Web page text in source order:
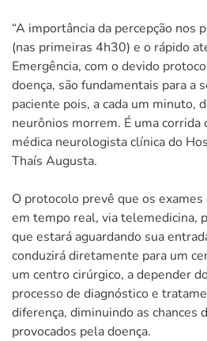
“A importância da percepção nos
(nas primeiras 4h30) e o rápido
Emergência, com o devido
doença, são fundamentais para a
paciente pois, a cada um minuto,
neurônios morrem. É uma corrida
médica neurologista clínica do
Thaís Augusta.
O protocolo prevê que os
em tempo real, via telemedicina,
que estará aguardando sua
conduzirá diretamente para um
um centro cirúrgico, a depender
processo de diagnóstico e
diferença, diminuindo as chances
provocados pela doença.